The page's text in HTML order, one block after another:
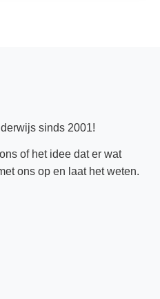
sinds 2001!
of het idee dat er wat
ons op en laat het weten.